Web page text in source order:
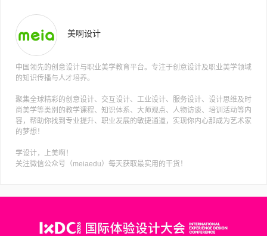
美啊设计
中国领先的创意设计与职业美学教育平台。专注于创意设计及职业美学领域
的知识传播与人才培养。
聚集全球精彩的创意设计、交互设计、工业设计、服务设计、设计思维及时
尚美学等类别的教学课程、知识体系、大师观点、人物访谈、培训活动等内
容，帮助你找到专业提升、职业发展的敏捷通道，实现你内心那成为艺术家
的梦想！
学设计，上美啊！
关注微信公众号（meiaedu）每天获取最实用的干货！